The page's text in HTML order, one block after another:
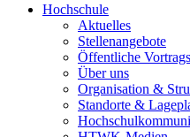
Hochschule
Aktuelles
Stellenangebote
Öffentliche
Über uns
Organisation &
Standorte &